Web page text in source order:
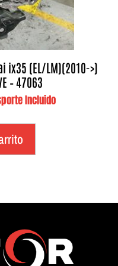
ix35 (EL/LM)(2010->)
– 47063
Incluido